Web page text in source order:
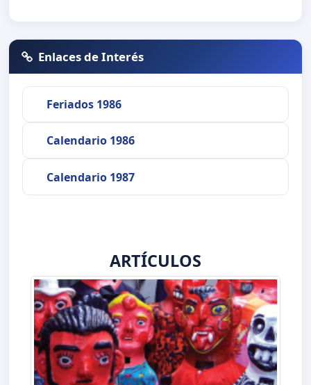
Enlaces de Interés
Feriados 1986
Calendario 1986
Calendario 1987
ARTÍCULOS